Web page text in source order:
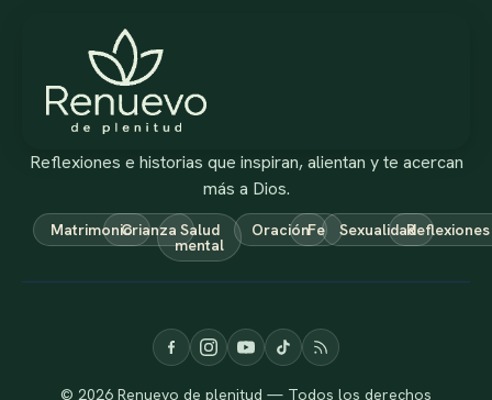
Reflexiones e historias que inspiran, alientan y te acercan
más a Dios.
MatrimonioCrianza Salud
mental
OraciónFe SexualidadReflexiones
© 2026 Renuevo de plenitud — Todos los derechos